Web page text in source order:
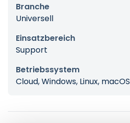
Branche
Universell
Einsatzbereich
Support
Betriebssystem
Cloud, Windows, Linux, macOS